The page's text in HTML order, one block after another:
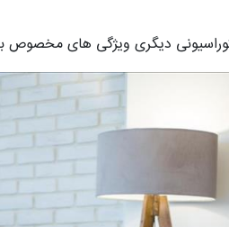
دیگری ویژگی های مخصوص به